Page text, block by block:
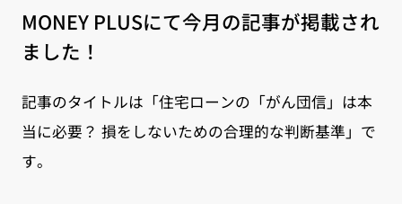
MONEY PLUSにて今月の記事が掲載され
ました！
記事のタイトルは「住宅ローンの「がん団信」は本
当に必要？ 損をしないための合理的な判断基準」で
す。